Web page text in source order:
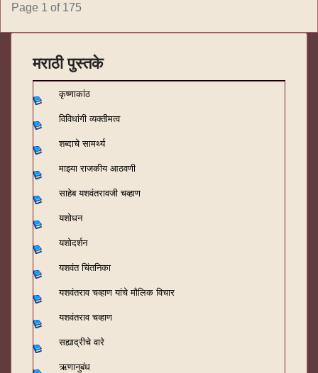
Page 1 of 175
मराठी पुस्तके
कृष्णाकांठ
विविधांगी व्यक्तीमत्व
शब्दाचे सामर्थ्य
माझ्या राजकीय आठवणी
साहेब यशवंतरावजी चव्हाण
यशोधन
यशोदर्शन
यशवंत चिंतनिका
यशवंतराव चव्हाण यांचे मौलिक विचार
यशवंतराव चव्हाण
सह्याद्रीचे वारे
ऋणानुबंध